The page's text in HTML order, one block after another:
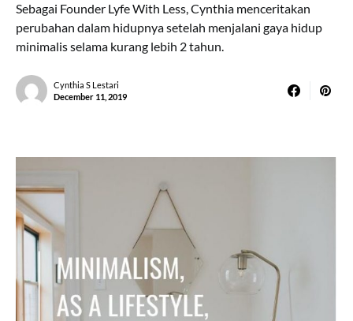
Sebagai Founder Lyfe With Less, Cynthia menceritakan
perubahan dalam hidupnya setelah menjalani gaya hidup
minimalis selama kurang lebih 2 tahun.
Cynthia S Lestari
December 11, 2019